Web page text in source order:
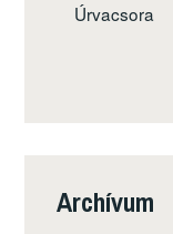
Úrvacsora
Archívum